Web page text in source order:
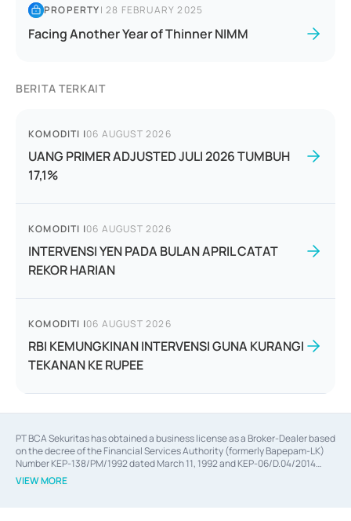
PROPERTY|28 FEBRUARY 2025
Facing Another Year of Thinner NIMM
BERITA TERKAIT
KOMODITI |06 AUGUST 2026
UANG PRIMER ADJUSTED JULI 2026 TUMBUH
17,1%
KOMODITI |06 AUGUST 2026
INTERVENSI YEN PADA BULAN APRIL CATAT
REKOR HARIAN
KOMODITI |06 AUGUST 2026
RBI KEMUNGKINAN INTERVENSI GUNA KURANGI
TEKANAN KE RUPEE
PT BCA Sekuritas has obtained a business license as a Broker-Dealer based
on the decree of the Financial Services Authority (formerly Bapepam-LK)
Number KEP-138/PM/1992 dated March 11, 1992 and KEP-06/D.04/2014
dated February 28, 2014, a business license as an Underwriter based on the
decree of the Financial Services Authority Number KEP-12/PM/PEE/1997
VIEW MORE